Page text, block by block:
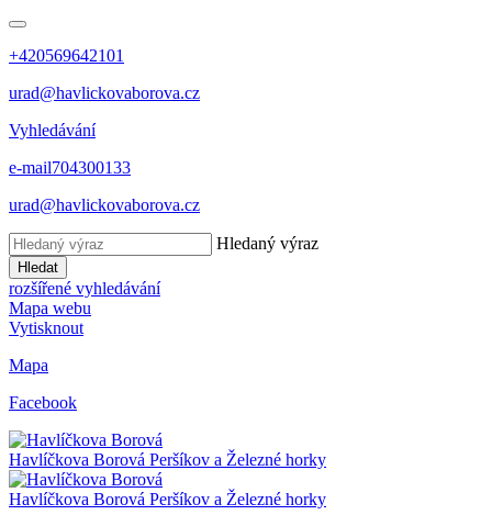
+420569642101
urad@havlickovaborova.cz
Vyhledávání
e-mail704300133
urad@havlickovaborova.cz
Hledaný výraz
Hledat
rozšířené vyhledávání
Mapa webu
Vytisknout
Mapa
Facebook
Havlíčkova Borová Peršíkov a Železné horky
Havlíčkova Borová Peršíkov a Železné horky